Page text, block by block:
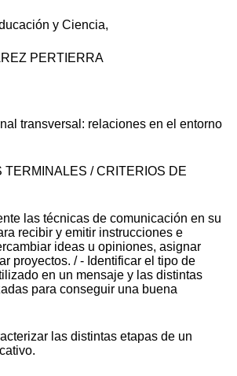
y Ciencia,
PERTIERRA
transversal: relaciones en el entorno
TERMINALES / CRITERIOS DE
las técnicas de comunicación en su
recibir y emitir instrucciones e
ideas u opiniones, asignar
proyectos. / - Identificar el tipo de
en un mensaje y las distintas
para conseguir una buena
las distintas etapas de un